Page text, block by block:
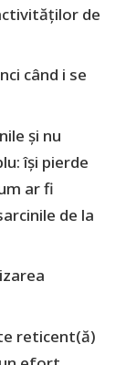
de
când i se
și nu
își pierde
ar fi
de la
reticent(ă)